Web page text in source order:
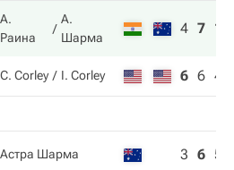
А.
Раина
А.
Шарма
4 7 10
C. Corley I. Corley 6 6 4
Астра Шарма 3 6 5